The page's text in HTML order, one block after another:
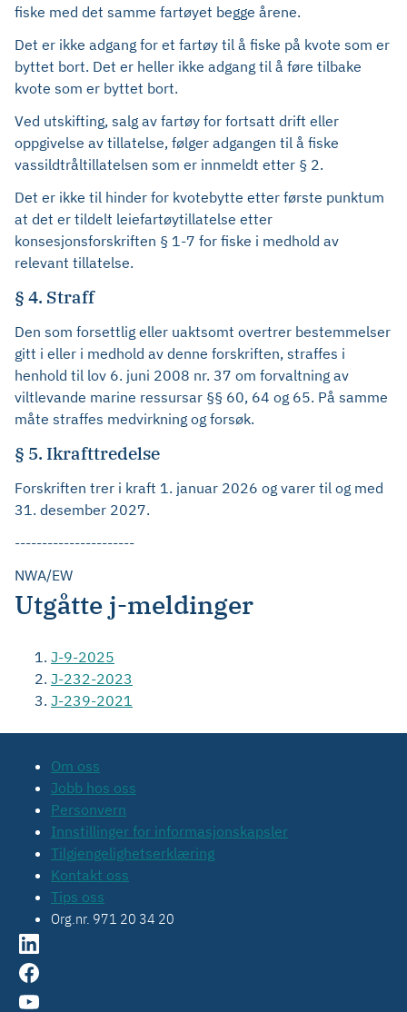
fiske med det samme fartøyet begge årene.
Det er ikke adgang for et fartøy til å fiske på kvote som er
byttet bort. Det er heller ikke adgang til å føre tilbake
kvote som er byttet bort.
Ved utskifting, salg av fartøy for fortsatt drift eller
oppgivelse av tillatelse, følger adgangen til å fiske
vassildtråltillatelsen som er innmeldt etter § 2.
Det er ikke til hinder for kvotebytte etter første punktum
at det er tildelt leiefartøytillatelse etter
konsesjonsforskriften § 1-7 for fiske i medhold av
relevant tillatelse.
§ 4. Straff
Den som forsettlig eller uaktsomt overtrer bestemmelser
gitt i eller i medhold av denne forskriften, straffes i
henhold til lov 6. juni 2008 nr. 37 om forvaltning av
viltlevande marine ressursar §§ 60, 64 og 65. På samme
måte straffes medvirkning og forsøk.
§ 5. Ikrafttredelse
Forskriften trer i kraft 1. januar 2026 og varer til og med
31. desember 2027.
----------------------
NWA/EW
Utgåtte j-meldinger
J-9-2025
J-232-2023
J-239-2021
Om oss
Jobb hos oss
Personvern
Innstillinger for informasjonskapsler
Tilgjengelighetserklæring
Kontakt oss
Tips oss
Org.nr. 971 20 34 20